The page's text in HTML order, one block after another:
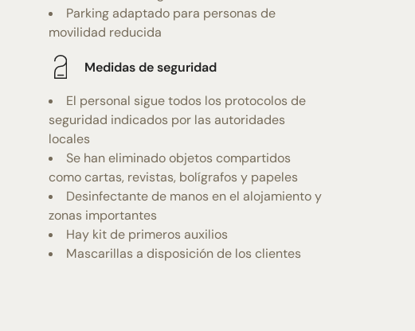
Parking adaptado para personas de
movilidad reducida
Medidas de seguridad
El personal sigue todos los protocolos de
seguridad indicados por las autoridades
locales
Se han eliminado objetos compartidos
como cartas, revistas, bolígrafos y papeles
Desinfectante de manos en el alojamiento y
zonas importantes
Hay kit de primeros auxilios
Mascarillas a disposición de los clientes